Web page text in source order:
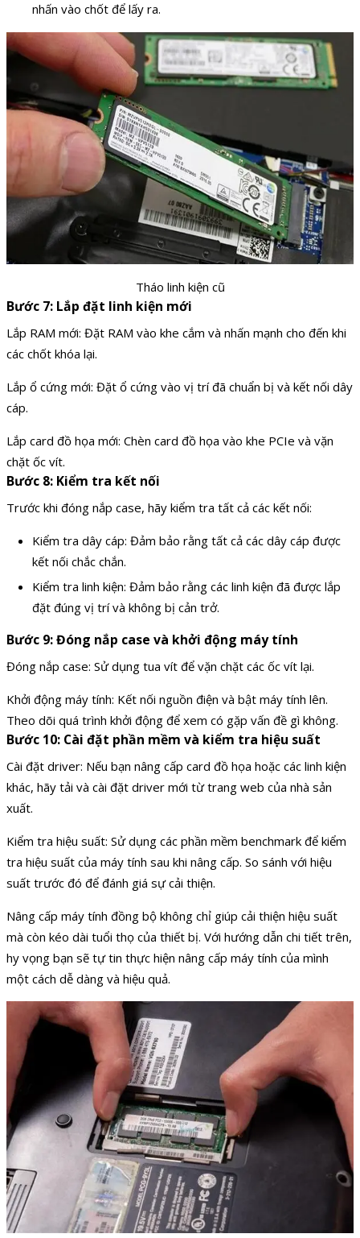
nhấn vào chốt để lấy ra.
Tháo linh kiện cũ
Bước 7: Lắp đặt linh kiện mới
Lắp RAM mới: Đặt RAM vào khe cắm và nhấn mạnh cho đến khi
các chốt khóa lại.
Lắp ổ cứng mới: Đặt ổ cứng vào vị trí đã chuẩn bị và kết nối dây
cáp.
Lắp card đồ họa mới: Chèn card đồ họa vào khe PCIe và vặn
chặt ốc vít.
Bước 8: Kiểm tra kết nối
Trước khi đóng nắp case, hãy kiểm tra tất cả các kết nối:
Kiểm tra dây cáp: Đảm bảo rằng tất cả các dây cáp được
kết nối chắc chắn.
Kiểm tra linh kiện: Đảm bảo rằng các linh kiện đã được lắp
đặt đúng vị trí và không bị cản trở.
Bước 9: Đóng nắp case và khởi động máy tính
Đóng nắp case: Sử dụng tua vít để vặn chặt các ốc vít lại.
Khởi động máy tính: Kết nối nguồn điện và bật máy tính lên.
Theo dõi quá trình khởi động để xem có gặp vấn đề gì không.
Bước 10: Cài đặt phần mềm và kiểm tra hiệu suất
Cài đặt driver: Nếu bạn nâng cấp card đồ họa hoặc các linh kiện
khác, hãy tải và cài đặt driver mới từ trang web của nhà sản
xuất.
Kiểm tra hiệu suất: Sử dụng các phần mềm benchmark để kiểm
tra hiệu suất của máy tính sau khi nâng cấp. So sánh với hiệu
suất trước đó để đánh giá sự cải thiện.
Nâng cấp máy tính đồng bộ không chỉ giúp cải thiện hiệu suất
mà còn kéo dài tuổi thọ của thiết bị. Với hướng dẫn chi tiết trên,
hy vọng bạn sẽ tự tin thực hiện nâng cấp máy tính của mình
một cách dễ dàng và hiệu quả.